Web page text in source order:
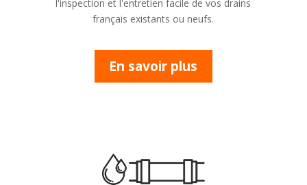
l'inspection et l'entretien facile de vos drains
français existants ou neufs.
En savoir plus